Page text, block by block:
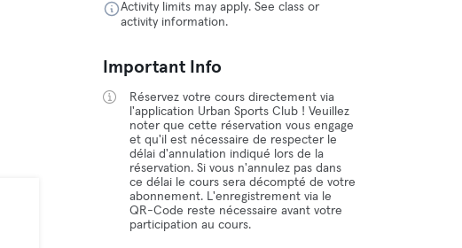
Activity limits may apply. See class or
activity information.
Important Info
Réservez votre cours directement via
l'application Urban Sports Club ! Veuillez
noter que cette réservation vous engage
et qu'il est nécessaire de respecter le
délai d'annulation indiqué lors de la
réservation. Si vous n'annulez pas dans
ce délai le cours sera décompté de votre
abonnement. L'enregistrement via le
QR-Code reste nécessaire avant votre
participation au cours.